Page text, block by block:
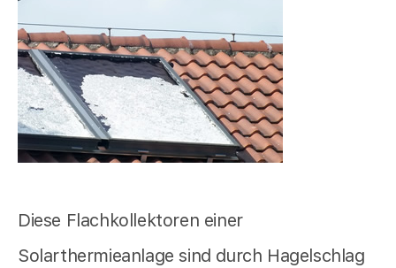
Diese Flachkollektoren einer
Solarthermieanlage sind durch Hagelschlag